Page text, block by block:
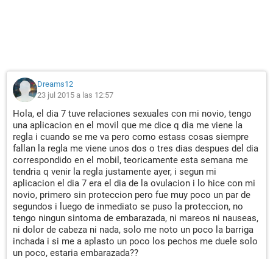
Dreams12
23 jul 2015 a las 12:57
Hola, el dia 7 tuve relaciones sexuales con mi novio, tengo
una aplicacion en el movil que me dice q dia me viene la
regla i cuando se me va pero como estass cosas siempre
fallan la regla me viene unos dos o tres dias despues del dia
correspondido en el mobil, teoricamente esta semana me
tendria q venir la regla justamente ayer, i segun mi
aplicacion el dia 7 era el dia de la ovulacion i lo hice con mi
novio, primero sin proteccion pero fue muy poco un par de
segundos i luego de inmediato se puso la proteccion, no
tengo ningun sintoma de embarazada, ni mareos ni nauseas,
ni dolor de cabeza ni nada, solo me noto un poco la barriga
inchada i si me a aplasto un poco los pechos me duele solo
un poco, estaria embarazada??